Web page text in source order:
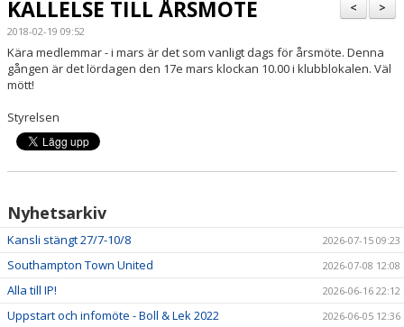
KONTAKT ÅKARP IF
OM FÖRENINGEN
BESTÄLL VÅRA KLUBBKLÄDER
>
<
KALLELSE TILL ÅRSMÖTE
2018-02-19 09:52
Kära medlemmar - i mars är det som vanligt dags för årsmöte. Denna
gången är det lördagen den 17e mars klockan 10.00 i klubblokalen. Väl
mött!
Styrelsen
Nyhetsarkiv
Kansli stängt 27/7-10/8 2026-07-15 09:23
Southampton Town United 2026-07-08 12:08
Alla till IP! 2026-06-16 22:12
Uppstart och infomöte - Boll & Lek 2022 2026-06-05 12:36